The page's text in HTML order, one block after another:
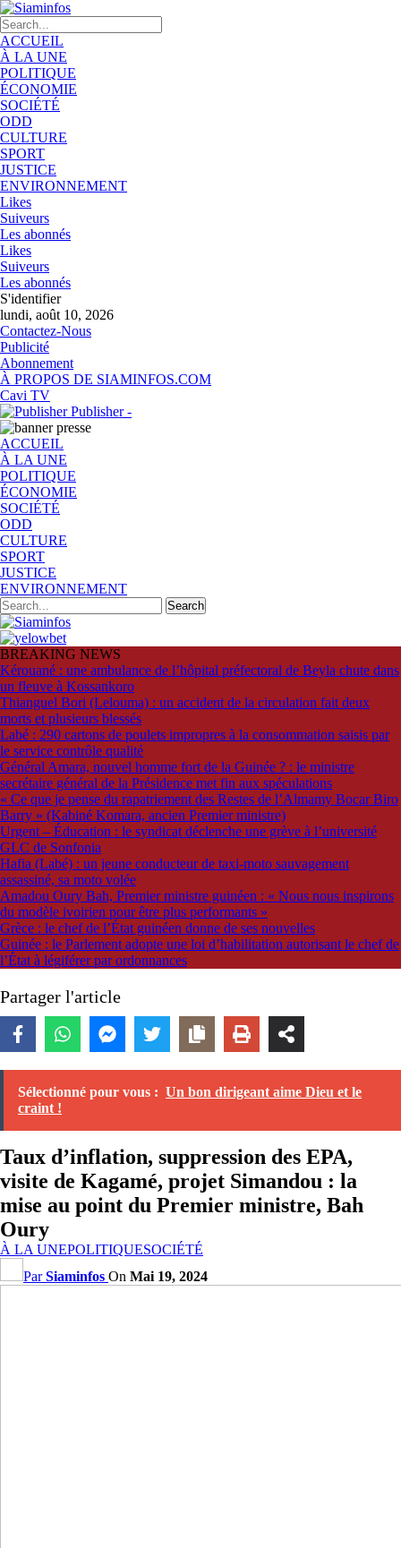
ACCUEIL
À LA UNE
POLITIQUE
ÉCONOMIE
SOCIÉTÉ
ODD
CULTURE
SPORT
JUSTICE
ENVIRONNEMENT
Likes
Suiveurs
Les abonnés
Likes
Suiveurs
Les abonnés
S'identifier
lundi, août 10, 2026
Contactez-Nous
Publicité
Abonnement
À PROPOS DE SIAMINFOS.COM
Cavi TV
Publisher -
ACCUEIL
À LA UNE
POLITIQUE
ÉCONOMIE
SOCIÉTÉ
ODD
CULTURE
SPORT
JUSTICE
ENVIRONNEMENT
BREAKING NEWS
Kérouané : une ambulance de l’hôpital préfectoral de Beyla chute dans
un fleuve à Kossankoro
Thianguel Bori (Lelouma) : un accident de la circulation fait deux
morts et plusieurs blessés
Labé : 290 cartons de poulets impropres à la consommation saisis par
le service contrôle qualité
Général Amara, nouvel homme fort de la Guinée ? : le ministre
secrétaire général de la Présidence met fin aux spéculations
« Ce que je pense du rapatriement des Restes de l’Almamy Bocar Biro
Barry » (Kabiné Komara, ancien Premier ministre)
Urgent – Éducation : le syndicat déclenche une grève à l’université
GLC de Sonfonia
Hafia (Labé) : un jeune conducteur de taxi-moto sauvagement
assassiné, sa moto volée
Amadou Oury Bah, Premier ministre guinéen : « Nous nous inspirons
du modèle ivoirien pour être plus performants »
Grèce : le chef de l’État guinéen donne de ses nouvelles
Guinée : le Parlement adopte une loi d’habilitation autorisant le chef de
l’État à légiférer par ordonnances
Partager l'article
Sélectionné pour vous : Un bon dirigeant aime Dieu et le
craint !
Taux d’inflation, suppression des EPA,
visite de Kagamé, projet Simandou : la
mise au point du Premier ministre, Bah
Oury
À LA UNEPOLITIQUESOCIÉTÉ
ParSiaminfos On Mai 19, 2024